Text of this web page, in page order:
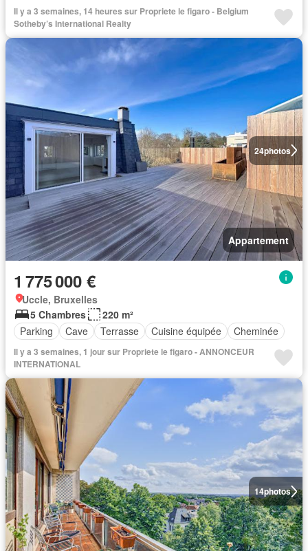
Il y a 3 semaines, 14 heures sur Propriete le figaro - Belgium
Sotheby’s International Realty
24photos
Appartement
1 775 000 €
Uccle, Bruxelles
5 Chambres
220 m²
Parking
Cave Terrasse Cuisine équipée Cheminée
Il y a 3 semaines, 1 jour sur Propriete le figaro - ANNONCEUR
INTERNATIONAL
14photos